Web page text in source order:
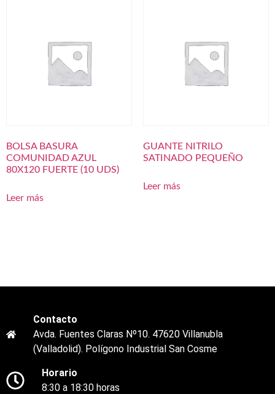
BOLSA BASURA
COMUNIDAD AZUL
80X120 FUERTE (10 UDS)
Leer más
GUANTE NITRILO
SATINADO PEQUEÑO
Leer más
Contacto
Avda. Fuentes Claras Nº10. 47620 Villanubla
(Valladolid). Polígono Industrial San Cosme
Horario
8:30 a 18:30 horas